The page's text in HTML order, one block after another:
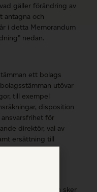
gäller förändring av
antagna och
i detta Memorandum
nedan.
ett bolags
utövar
till exempel
disposition
för
direktör, val av
ersättning till
kalenderår.
månader efter
bolagsordningen sker